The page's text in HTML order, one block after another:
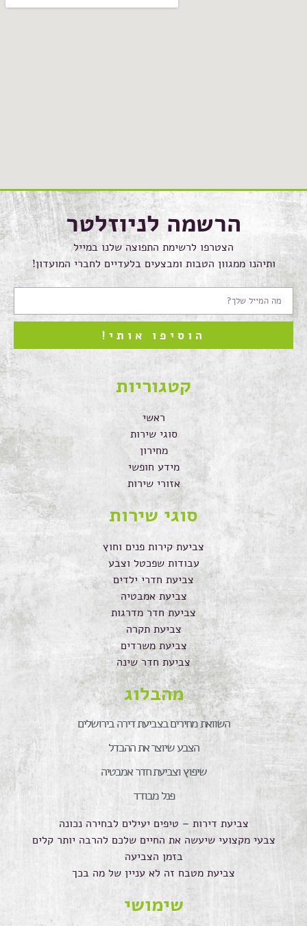
הרשמה לניוזלטר
הצטרפו לרשימת התפוצה שלנו במייל
ותיהנו ממגוון הטבות ומבצעים בלעדיים לחברי המועדון!
הוסיפו אותי!
קטגוריות
ראשי
סוגי שירות
מחירון
מידע חופשי
אזורי שירות
סוגי שירות
צביעת קירות פנים וחוץ
עבודות שפכטל וצבע
צביעת חדרי ילדים
צביעת אמבטיה
צביעת חדר מדרגות
צביעת תקרה
צביעת משרדים
צביעת חדר שינה
מהבלוג
השוואת מחירים בצביעת דירה בירושלים
הצבע שיוצר את ההבדל
שיפוץ וצביעת חדר אמבטיה
פנל מבודד
צביעת דירות – טיפים יעילים לבחירה נכונה
צבעי מקצועי שיעשה את החיים שלכם להרבה יותר קלים
בזמן הצביעה
צביעת מטבח זה לא עניין של מה בכך
שימושי